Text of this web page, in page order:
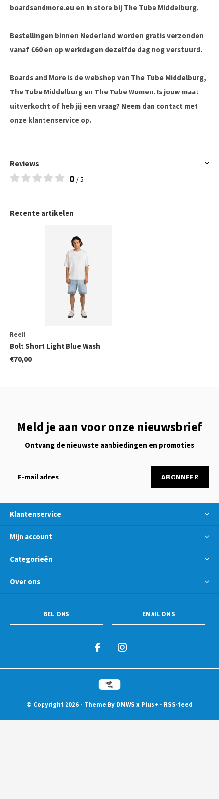
boardsandmore.eu en in store bij The Tube Middelburg.
Bestellingen binnen Nederland worden gratis verzonden
vanaf €60 en op werkdagen dezelfde dag nog verstuurd.
Boards and More is de webshop van The Tube Middelburg,
The Tube Middelburg en The Tube Women. Is jouw maat
uitverkocht of heb jij een vraag? Neem dan contact met
onze klantenservice op.
Reviews
0 / 5
Recente artikelen
Reell
Bolt Short Light Blue Wash
€70,00
Meld je aan voor onze nieuwsbrief
Ontvang de nieuwste aanbiedingen en promoties
ABONNEER
Klantenservice
Mijn account
Categorieën
Over ons
BEL ONS EMAIL ONS
© Copyright 2026 - Theme By DMWS x Plus+ - RSS-feed